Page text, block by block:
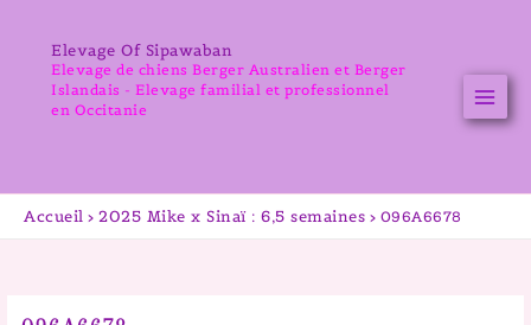
contenuElevage Of Sipawaban
Elevage de chiens Berger Australien et Berger
Islandais - Elevage familial et professionnel
en Occitanie
Accueil 2025 Mike x Sinaï : 6,5 semaines 096A6678